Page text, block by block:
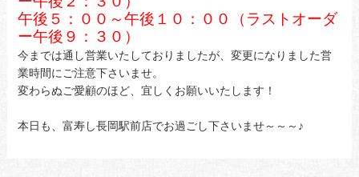
午後５：００～午後１０：００（ラストオーダ
ー午後９：３０）
今までは通し営業いたしておりましたが、変更になりました営
業時間にご注意下さいませ。
変わらぬご愛顧のほど、宜しくお願いいたします！
本日も、富寿し長岡駅前店でお過ごし下さいませ～～～♪